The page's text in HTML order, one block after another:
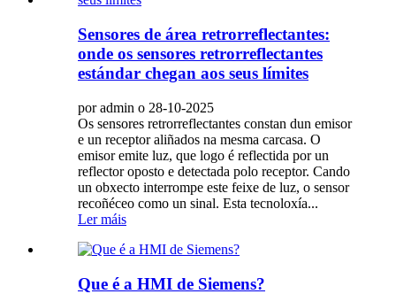
Sensores de área retrorreflectantes:
onde os sensores retrorreflectantes
estándar chegan aos seus límites
por admin o 28-10-2025
Os sensores retrorreflectantes constan dun emisor
e un receptor aliñados na mesma carcasa. O
emisor emite luz, que logo é reflectida por un
reflector oposto e detectada polo receptor. Cando
un obxecto interrompe este feixe de luz, o sensor
recoñéceo como un sinal. Esta tecnoloxía...
Ler máis
Que é a HMI de Siemens?